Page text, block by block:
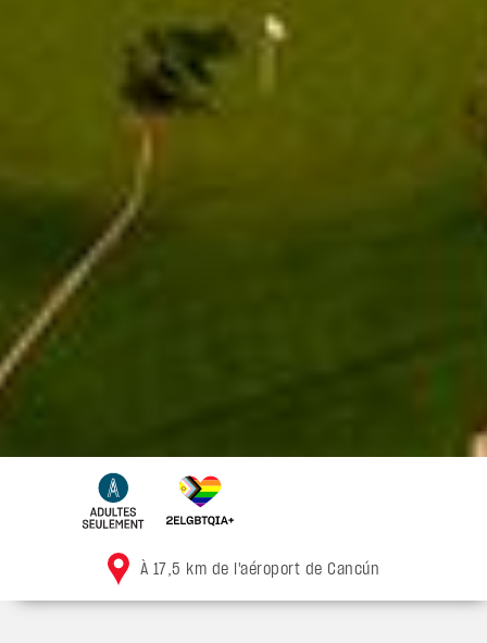
À 17,5 km de l'aéroport de Cancún